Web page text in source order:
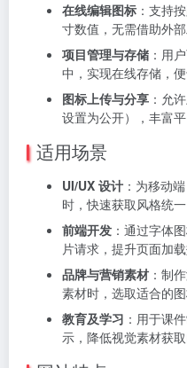
在线编辑图标 ：支持
寸数值，无需借助外
项目管理与存储 ：用
中，实现在线存储，
图标上传与分享 ：允
设置为公开），丰富
适用场景
UI/UX 设计 ：为移动
时，快速获取风格统
前端开发 ：通过字体
片请求，提升页面加载
品牌与营销素材 ：制
素材时，选取适合的图
教育及学习 ：用于课
示，降低视觉素材获取